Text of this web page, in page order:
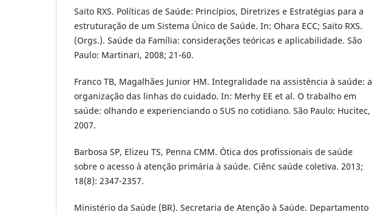
Saito RXS. Políticas de Saúde: Princípios, Diretrizes e Estratégias para a
estruturação de um Sistema Único de Saúde. In: Ohara ECC; Saito RXS.
(Orgs.). Saúde da Família: considerações teóricas e aplicabilidade. São
Paulo: Martinari, 2008; 21-60.
Franco TB, Magalhães Junior HM. Integralidade na assistência à saúde: a
organização das linhas do cuidado. In: Merhy EE et al. O trabalho em
saúde: olhando e experienciando o SUS no cotidiano. São Paulo: Hucitec,
2007.
Barbosa SP, Elizeu TS, Penna CMM. Ótica dos profissionais de saúde
sobre o acesso à atenção primária à saúde. Ciênc saúde coletiva. 2013;
18(8): 2347-2357.
Ministério da Saúde (BR). Secretaria de Atenção à Saúde. Departamento